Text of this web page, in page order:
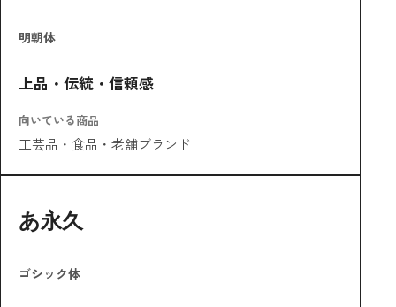
明朝体
上品・伝統・信頼感
向いている商品
工芸品・食品・老舗ブランド
あ永久
ゴシック体
はじめに
サムネイル全体構成
る構図
ポイント2：「これで解決。」という超シンプルな結